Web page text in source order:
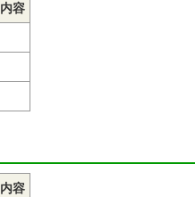
内容
内容